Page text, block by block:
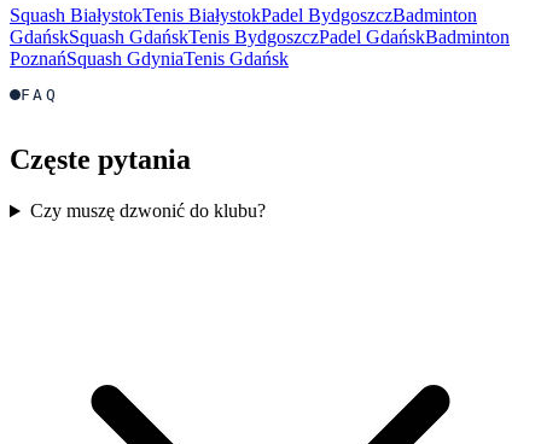
Squash BiałystokTenis BiałystokPadel BydgoszczBadminton
GdańskSquash GdańskTenis BydgoszczPadel GdańskBadminton
PoznańSquash GdyniaTenis Gdańsk
FAQ
Częste pytania
Czy muszę dzwonić do klubu?